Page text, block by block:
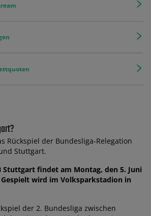
Rückspiel der Bundesliga-Relegation
Stuttgart.
Stuttgart findet am Montag, den 5. Juni
wird im Volksparkstadion in
der 2. Bundesliga zwischen